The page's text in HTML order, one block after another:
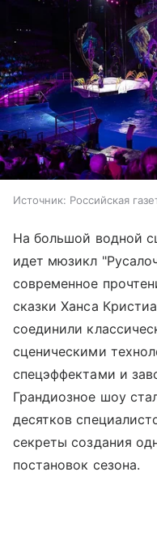
Источник: Российская
На большой водной
идет мюзикл
современное
сказки Ханса
соединили
сценическими
спецэффектами и
Грандиозное шоу
десятков
секреты создания
постановок сезона.